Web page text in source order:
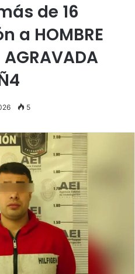
de 16
a HOMBRE
5